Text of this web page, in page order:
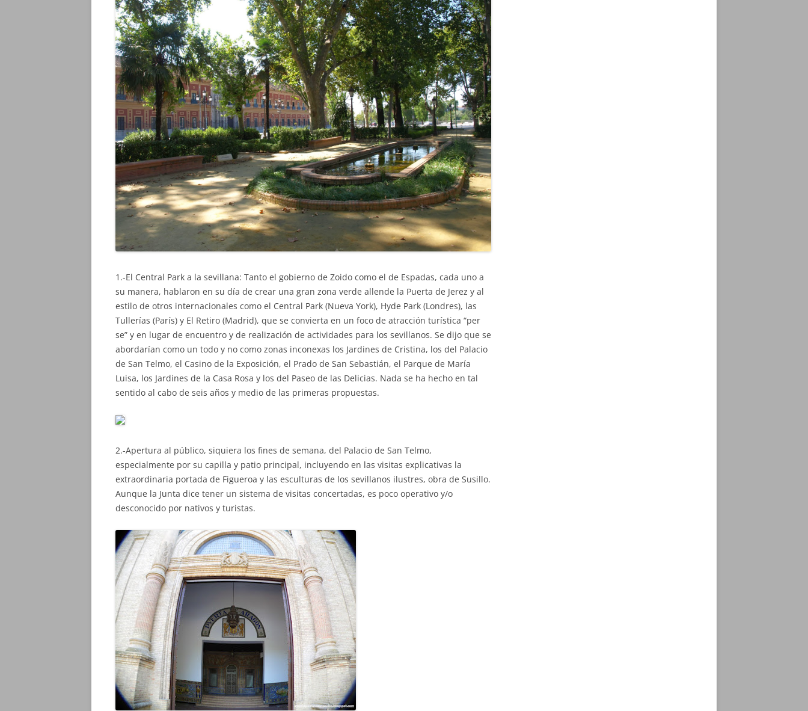
1.-El Central Park a la sevillana: Tanto el gobierno de Zoido como el de Espadas, cada uno a
su manera, hablaron en su día de crear una gran zona verde allende la Puerta de Jerez y al
estilo de otros internacionales como el Central Park (Nueva York), Hyde Park (Londres), las
Tullerías (París) y El Retiro (Madrid), que se convierta en un foco de atracción turística “per
se” y en lugar de encuentro y de realización de actividades para los sevillanos. Se dijo que se
abordarían como un todo y no como zonas inconexas los Jardines de Cristina, los del Palacio
de San Telmo, el Casino de la Exposición, el Prado de San Sebastián, el Parque de María
Luisa, los Jardines de la Casa Rosa y los del Paseo de las Delicias. Nada se ha hecho en tal
sentido al cabo de seis años y medio de las primeras propuestas.
2.-Apertura al público, siquiera los fines de semana, del Palacio de San Telmo,
especialmente por su capilla y patio principal, incluyendo en las visitas explicativas la
extraordinaria portada de Figueroa y las esculturas de los sevillanos ilustres, obra de Susillo.
Aunque la Junta dice tener un sistema de visitas concertadas, es poco operativo y/o
desconocido por nativos y turistas.